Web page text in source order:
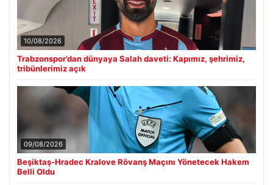
10/08/2026
Trabzonspor’dan dünyaya Salah daveti: Kapımız, şehrimiz,
tribünlerimiz açık
09/08/2026
Beşiktaş-Hradec Kralove Rövanş Maçını Yönetecek Hakem
Belli Oldu